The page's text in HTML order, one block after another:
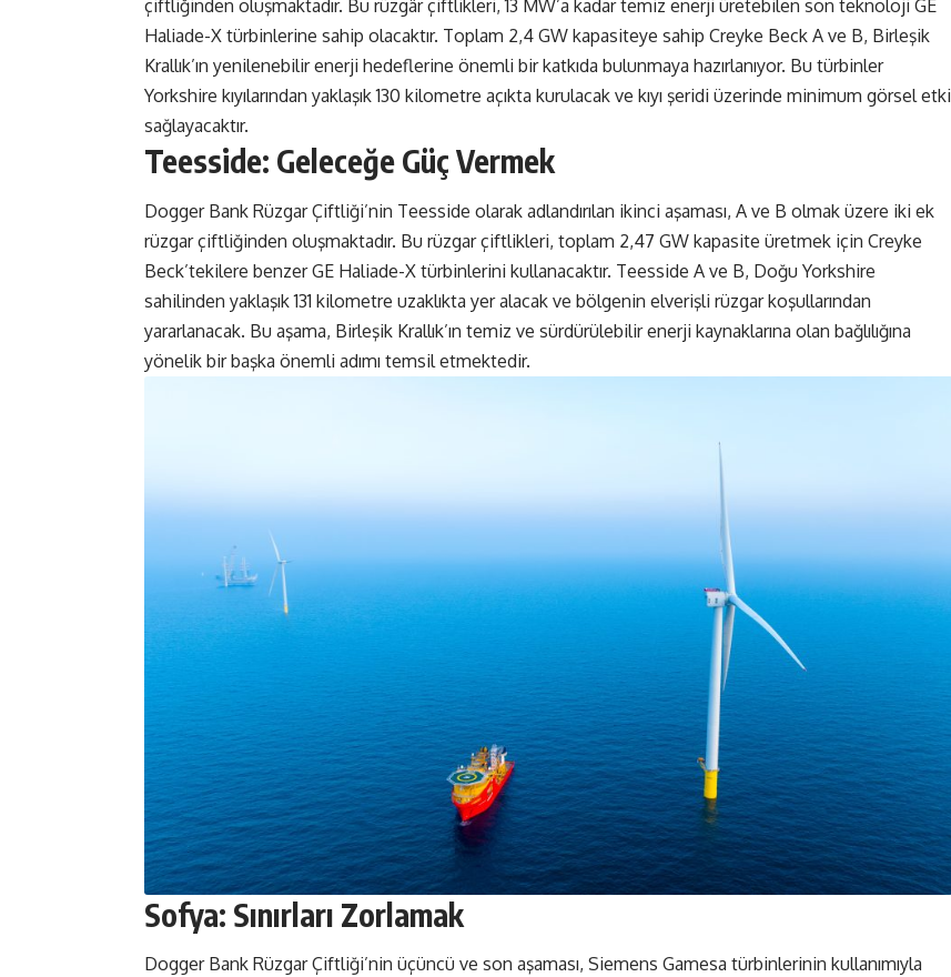
çiftliğinden oluşmaktadır. Bu rüzgâr çiftlikleri, 13 MW’a kadar temiz enerji üretebilen son teknoloji GE
Haliade-X türbinlerine sahip olacaktır. Toplam 2,4 GW kapasiteye sahip Creyke Beck A ve B, Birleşik
Krallık’ın yenilenebilir enerji hedeflerine önemli bir katkıda bulunmaya hazırlanıyor. Bu türbinler
Yorkshire kıyılarından yaklaşık 130 kilometre açıkta kurulacak ve kıyı şeridi üzerinde minimum görsel etki
sağlayacaktır.
Teesside: Geleceğe Güç Vermek
Dogger Bank Rüzgar Çiftliği’nin Teesside olarak adlandırılan ikinci aşaması, A ve B olmak üzere iki ek
rüzgar çiftliğinden oluşmaktadır. Bu rüzgar çiftlikleri, toplam 2,47 GW kapasite üretmek için Creyke
Beck’tekilere benzer GE Haliade-X türbinlerini kullanacaktır. Teesside A ve B, Doğu Yorkshire
sahilinden yaklaşık 131 kilometre uzaklıkta yer alacak ve bölgenin elverişli rüzgar koşullarından
yararlanacak. Bu aşama, Birleşik Krallık’ın temiz ve sürdürülebilir enerji kaynaklarına olan bağlılığına
yönelik bir başka önemli adımı temsil etmektedir.
Sofya: Sınırları Zorlamak
Dogger Bank Rüzgar Çiftliği’nin üçüncü ve son aşaması, Siemens Gamesa türbinlerinin kullanımıyla